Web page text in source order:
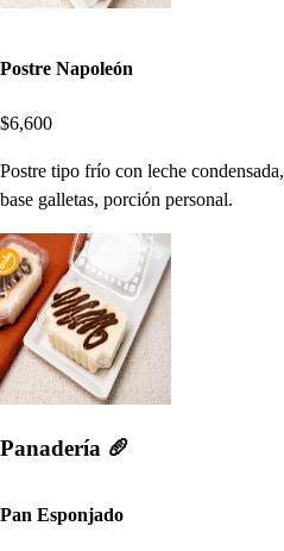
Postre Napoleón
$6,600
Postre tipo frío con leche
base galletas, porción personal.
Panadería 🥖
Pan Esponjado